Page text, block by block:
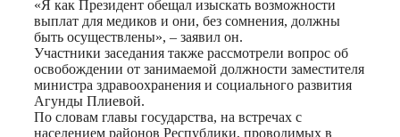
«Я как Президент обещал изыскать возможности
выплат для медиков и они, без сомнения, должны
быть осуществлены», – заявил он.
Участники заседания также рассмотрели вопрос об
освобождении от занимаемой должности заместителя
министра здравоохранения и социального развития
Агунды Плиевой.
По словам главы государства, на встречах с
населением районов Республики, проводимых в